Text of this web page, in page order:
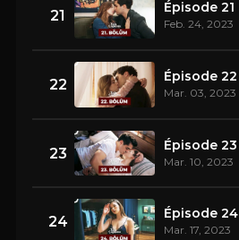
21 Épisode 21
Feb. 24, 2023
22 Épisode 22
Mar. 03, 2023
23 Épisode 23
Mar. 10, 2023
24 Épisode 24
Mar. 17, 2023